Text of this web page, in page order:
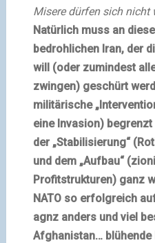
Misere dürfen sich nicht
Natürlich muss an
bedrohlichen Iran, der
will (oder zumindest
zwingen) geschürt
militärische
eine Invasion)
der „Stabilisierung“
und dem „Aufbau“
Profitstrukturen) ganz
NATO so erfolgreich
agnz anders und viel
Afghanistan…